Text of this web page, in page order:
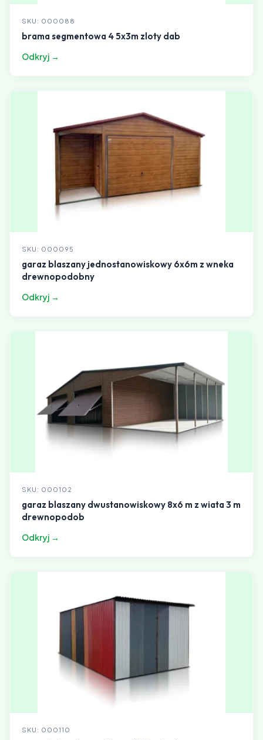
SKU: 000088
brama segmentowa 4 5x3m zloty dab
Odkryj →
SKU: 000095
garaz blaszany jednostanowiskowy 6x6m z wneka
drewnopodobny
Odkryj →
SKU: 000102
garaz blaszany dwustanowiskowy 8x6 m z wiata 3 m
drewnopodob
Odkryj →
SKU: 000110